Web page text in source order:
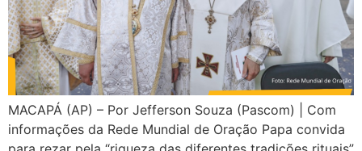
MACAPÁ (AP) – Por Jefferson Souza (Pascom) | Com
informações da Rede Mundial de Oração Papa convida